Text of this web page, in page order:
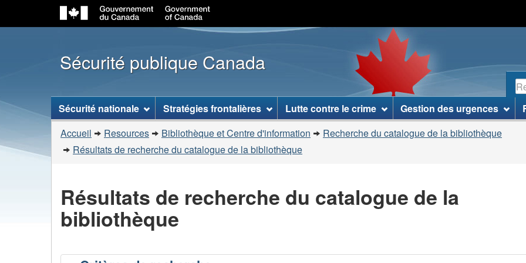
au
contenu
principal
à
«
propos
ce
site
»
à
la
version
simplifiée
Sécurité publique Canada
Menu
des
sujets
Sécurité nationale Stratégies frontalières Lutte contre le crime Gestion des urgences
Vous
êtes
Accueil Resources Bibliothèque et Centre d'information
Recherche du catalogue de la bibliothèque
Résultats de recherche du catalogue de la bibliothèque
Résultats de recherche du catalogue de la
bibliothèque